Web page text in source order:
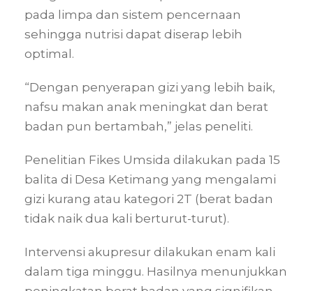
pada limpa dan sistem pencernaan
sehingga nutrisi dapat diserap lebih
optimal.
“Dengan penyerapan gizi yang lebih baik,
nafsu makan anak meningkat dan berat
badan pun bertambah,” jelas peneliti.
Penelitian Fikes Umsida dilakukan pada 15
balita di Desa Ketimang yang mengalami
gizi kurang atau kategori 2T (berat badan
tidak naik dua kali berturut-turut).
Intervensi akupresur dilakukan enam kali
dalam tiga minggu. Hasilnya menunjukkan